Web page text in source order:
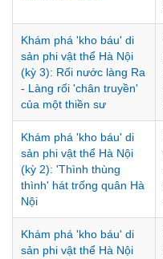
Khám phá 'kho báu' di
sản phi vật thể Hà Nội
(kỳ 3): Rối nước làng Ra
- Làng rối 'chân truyền'
của một thiền sư
Khám phá 'kho báu' di
sản phi vật thể Hà Nội
(kỳ 2): 'Thình thùng
thình' hát trống quân Hà
Nội
Khám phá 'kho báu' di
sản phi vật thể Hà Nội